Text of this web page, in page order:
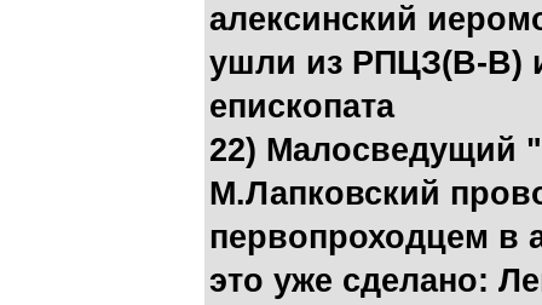
алексинский
ушли из РПЦЗ(В-В)
епископата
22) Малосведущий
М.Лапковский
первопроходцем в
это уже сделано: